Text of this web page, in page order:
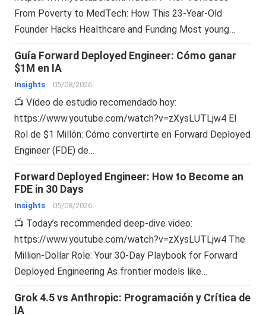
From Poverty to MedTech: How This 23-Year-Old
Founder Hacks Healthcare and Funding Most young…
Guía Forward Deployed Engineer: Cómo ganar
$1M en IA
Insights 05/08/2026
📺 Vídeo de estudio recomendado hoy:
https://www.youtube.com/watch?v=zXysLUTLjw4 El
Rol de $1 Millón: Cómo convertirte en Forward Deployed
Engineer (FDE) de…
Forward Deployed Engineer: How to Become an
FDE in 30 Days
Insights 05/08/2026
📺 Today’s recommended deep-dive video:
https://www.youtube.com/watch?v=zXysLUTLjw4 The
Million-Dollar Role: Your 30-Day Playbook for Forward
Deployed Engineering As frontier models like…
Grok 4.5 vs Anthropic: Programación y Crítica de
IA